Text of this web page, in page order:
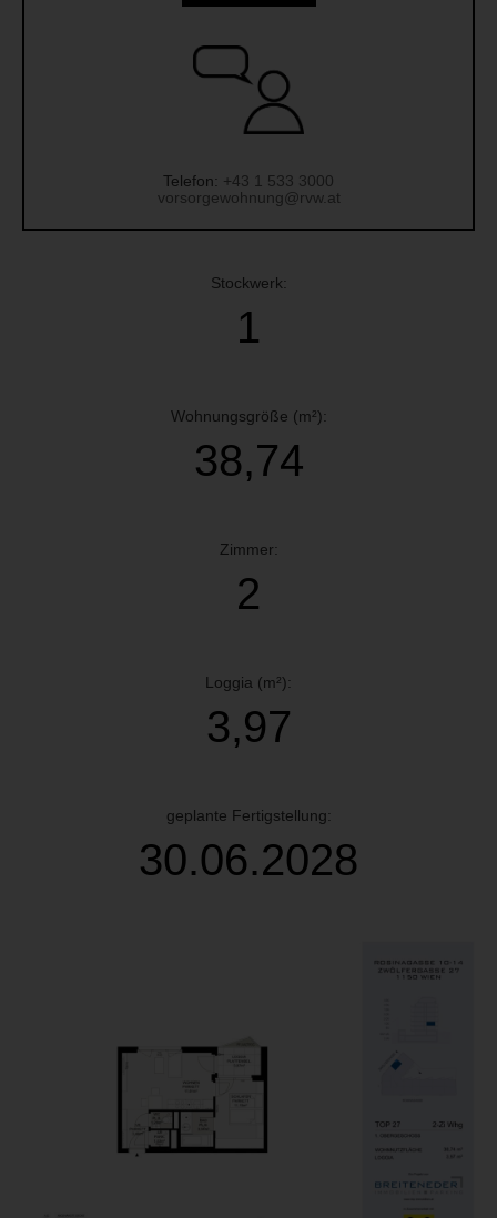
Telefon: +43 1 533 3000
vorsorgewohnung@rvw.at
Stockwerk:
1
Wohnungsgröße (m²):
38,74
Zimmer:
2
Loggia (m²):
3,97
geplante Fertigstellung:
30.06.2028